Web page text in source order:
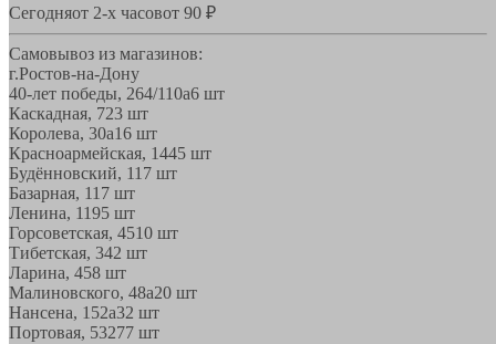
Сегодняот 2-х часовот 90 ₽
Самовывоз из магазинов:
г.Ростов-на-Дону
40-лет победы, 264/110а6 шт
Каскадная, 723 шт
Королева, 30а16 шт
Красноармейская, 1445 шт
Будённовский, 11 7 шт
Базарная, 11 7 шт
Ленина, 1195 шт
Горсоветская, 4510 шт
Тибетская, 342 шт
Ларина, 458 шт
Малиновского, 48а20 шт
Нансена, 152а32 шт
Портовая, 53277 шт